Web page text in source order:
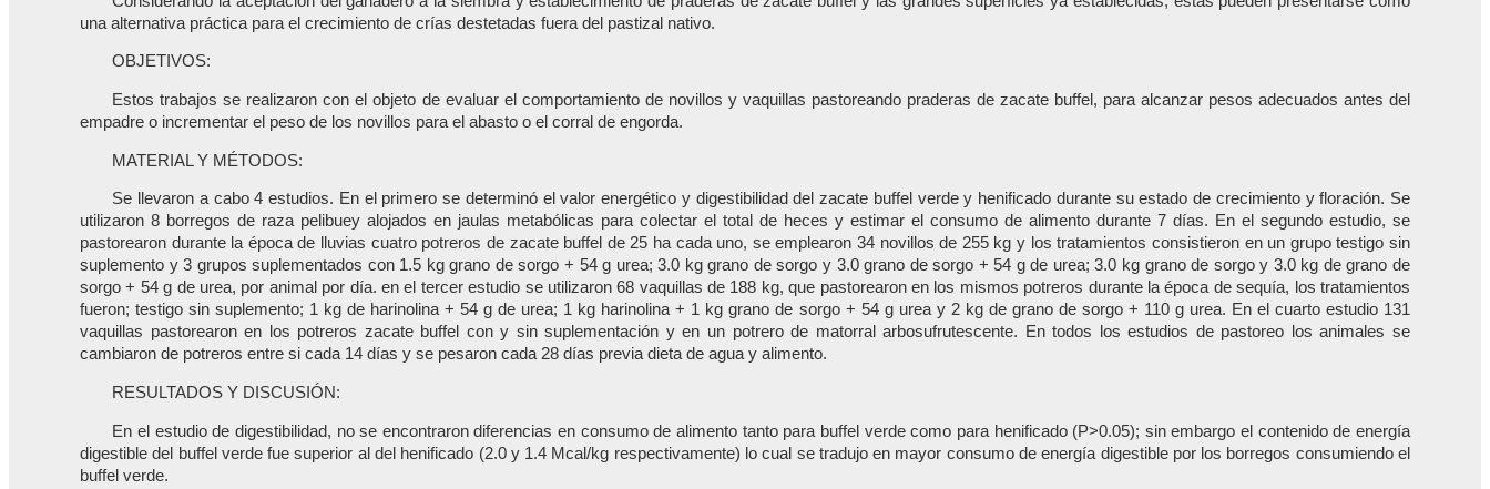
una alternativa práctica para el crecimiento de crías destetadas fuera del pastizal nativo.
OBJETIVOS:
Estos trabajos se realizaron con el objeto de evaluar el comportamiento de novillos y vaquillas pastoreando praderas de zacate buffel, para alcanzar pesos adecuados antes del
empadre o incrementar el peso de los novillos para el abasto o el corral de engorda.
MATERIAL Y MÉTODOS:
Se llevaron a cabo 4 estudios. En el primero se determinó el valor energético y digestibilidad del zacate buffel verde y henificado durante su estado de crecimiento y floración. Se
utilizaron 8 borregos de raza pelibuey alojados en jaulas metabólicas para colectar el total de heces y estimar el consumo de alimento durante 7 días. En el segundo estudio, se
pastorearon durante la época de lluvias cuatro potreros de zacate buffel de 25 ha cada uno, se emplearon 34 novillos de 255 kg y los tratamientos consistieron en un grupo testigo sin
suplemento y 3 grupos suplementados con 1.5 kg grano de sorgo + 54 g urea; 3.0 kg grano de sorgo y 3.0 grano de sorgo + 54 g de urea; 3.0 kg grano de sorgo y 3.0 kg de grano de
sorgo + 54 g de urea, por animal por día. en el tercer estudio se utilizaron 68 vaquillas de 188 kg, que pastorearon en los mismos potreros durante la época de sequía, los tratamientos
fueron; testigo sin suplemento; 1 kg de harinolina + 54 g de urea; 1 kg harinolina + 1 kg grano de sorgo + 54 g urea y 2 kg de grano de sorgo + 110 g urea. En el cuarto estudio 131
vaquillas pastorearon en los potreros zacate buffel con y sin suplementación y en un potrero de matorral arbosufrutescente. En todos los estudios de pastoreo los animales se
cambiaron de potreros entre si cada 14 días y se pesaron cada 28 días previa dieta de agua y alimento.
RESULTADOS Y DISCUSIÓN:
En el estudio de digestibilidad, no se encontraron diferencias en consumo de alimento tanto para buffel verde como para henificado (P>0.05); sin embargo el contenido de energía
digestible del buffel verde fue superior al del henificado (2.0 y 1.4 Mcal/kg respectivamente) lo cual se tradujo en mayor consumo de energía digestible por los borregos consumiendo el
buffel verde.